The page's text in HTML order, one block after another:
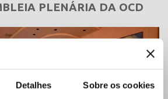
Detalhes Sobre os cookies
PLENÁRIA DA OCD